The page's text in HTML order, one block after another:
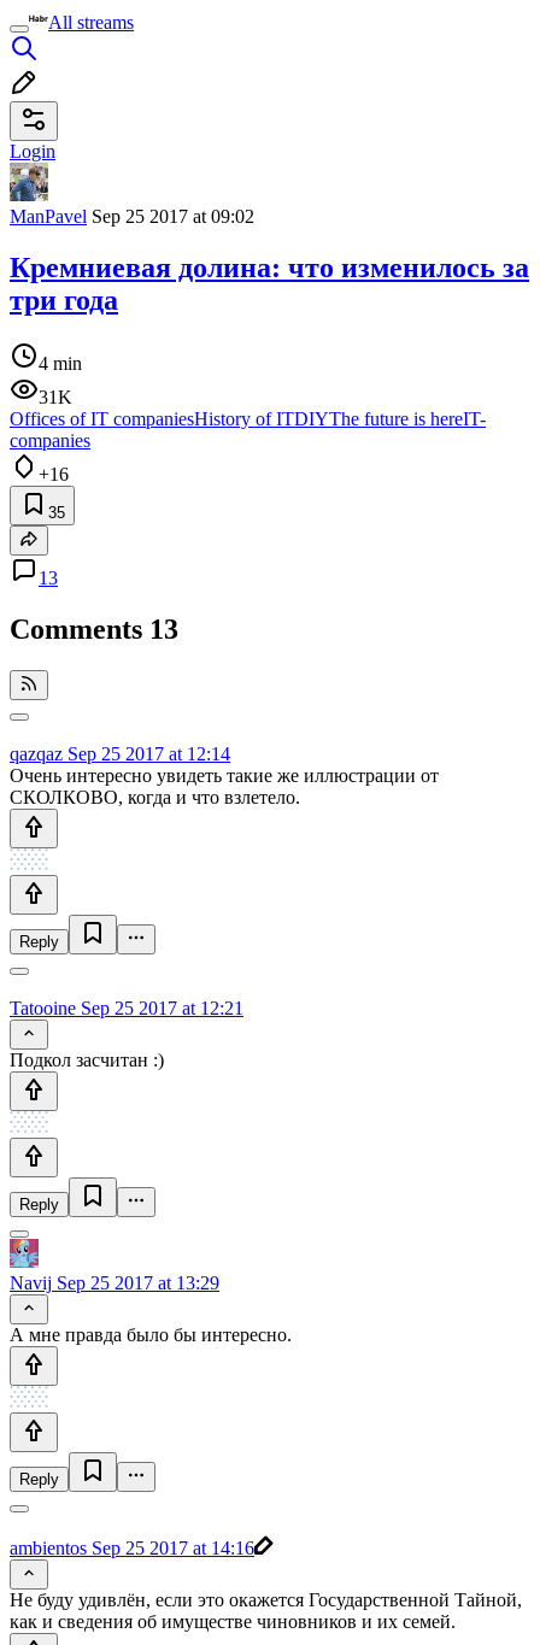
All streams
Login
ManPavel Sep 25 2017 at 09:02
Кремниевая долина: что изменилось за
три года
4 min
31K
Offices of IT companiesHistory of ITDIYThe future is hereIT-
companies
+16
35
13
Comments 13
qazqaz Sep 25 2017 at 12:14
Очень интересно увидеть такие же иллюстрации от
СКОЛКОВО, когда и что взлетело.
Reply
Tatooine Sep 25 2017 at 12:21
Подкол засчитан :)
Reply
Navij Sep 25 2017 at 13:29
А мне правда было бы интересно.
Reply
ambientos Sep 25 2017 at 14:16
Не буду удивлён, если это окажется Государственной Тайной,
как и сведения об имуществе чиновников и их семей.